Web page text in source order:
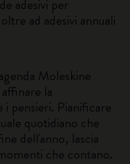
adesivi per
ad adesivi annuali
Moleskine
la
pensieri. Pianificare
quotidiano che
dell'anno, lascia
che contano.